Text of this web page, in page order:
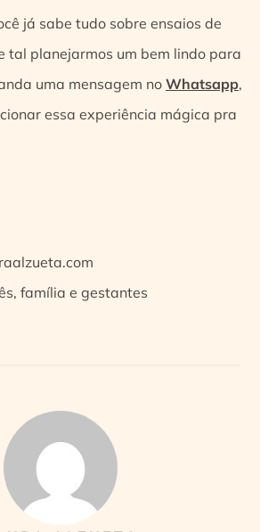
já sabe tudo sobre ensaios de
tal planejarmos um bem lindo para
uma mensagem no Whatsapp,
essa experiência mágica pra
família e gestantes